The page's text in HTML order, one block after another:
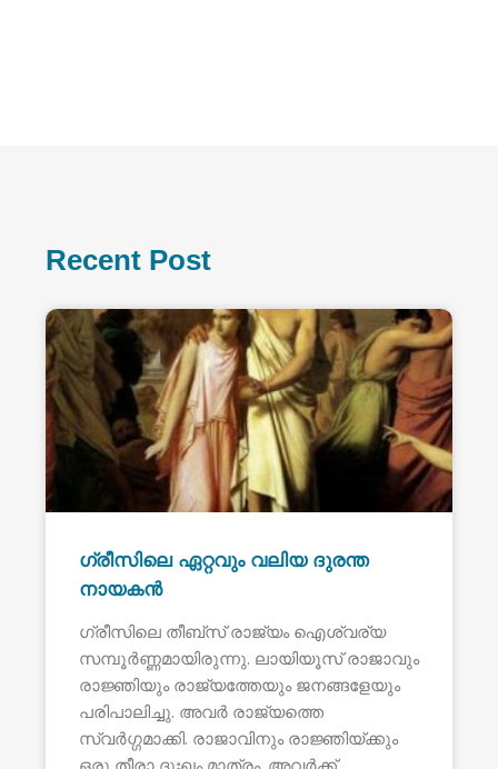
Recent Post
ഗ്രീസിലെ ഏറ്റവും വലിയ ദുരന്ത
നായകൻ
ഗ്രീസിലെ തീബ്സ് രാജ്യം ഐശ്വര്യ
സമ്പൂർണ്ണമായിരുന്നു. ലായിയൂസ് രാജാവും
രാജ്ഞിയും രാജ്യത്തേയും ജനങ്ങളേയും
പരിപാലിച്ചു. അവർ രാജ്യത്തെ
സ്വർഗ്ഗമാക്കി. രാജാവിനും രാജ്ഞിയ്ക്കും